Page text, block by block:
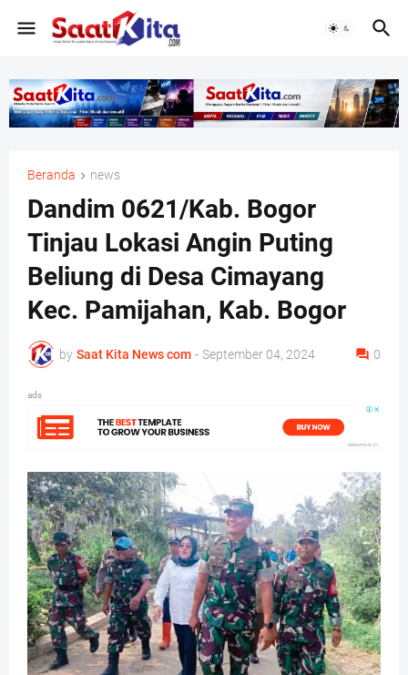
Beranda news
Dandim 0621/Kab. Bogor
Tinjau Lokasi Angin Puting
Beliung di Desa Cimayang
Kec. Pamijahan, Kab. Bogor
by Saat Kita News com - September 04, 2024 0
ads